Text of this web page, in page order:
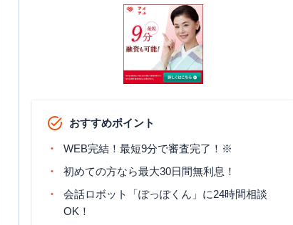
おすすめポイント
WEB完結！最短9分で審査完了！※
初めての方なら最大30日間無利息！
会話ロボット「ぽっぽくん」に24時間相談
OK！